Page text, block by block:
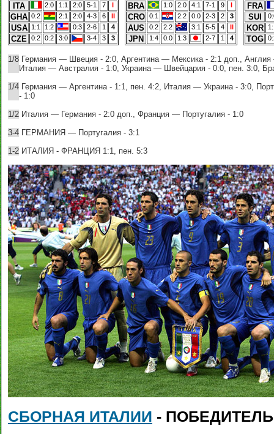
ITA
2:0 1:1 2:0 5-1 7 I
GHA 0:2 2:1 2:0 4-3 6 II
USA 1:1 1:2 0:3 2-6 1 4
CZE 0:2 0:2 3:0 3-4 3 3
BRA
1:0 2:0 4:1 7-1 9 I
CRO 0:1 2:2 0:0 2-3 2 3
AUS 0:2 2:2 3:1 5-5 4 II
JPN 1:4 0:0 1:3 2-7 1 4
FRA
SUI
KOR
TOG
1/8 Германия — Швеция - 2:0, Аргентина — Мексика - 2:1 доп.,
Италия — Австралия - 1:0, Украина — Швейцария - 0:0, пен. 3:0,
1/4 Германия — Аргентина - 1:1, пен. 4:2, Италия — Украина - 3:0,
- 1:0
1/2 Италия — Германия - 2:0 доп., Франция — Португалия - 1:0
3-4 ГЕРМАНИЯ — Португалия - 3:1
1-2 ИТАЛИЯ - ФРАНЦИЯ 1:1, пен. 5:3
СБОРНАЯ ИТАЛИИ - ПОБЕДИТЕЛЬ